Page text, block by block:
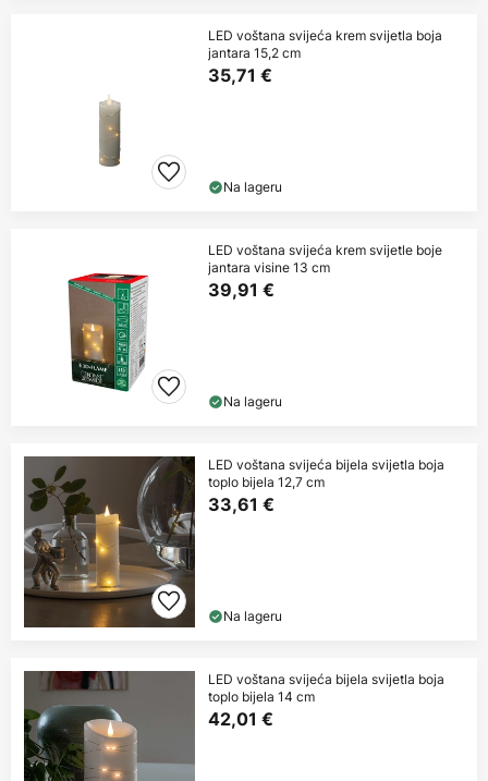
LED voštana svijeća krem svijetla boja
jantara 15,2 cm
35,71 €
Na lageru
LED voštana svijeća krem svijetle boje
jantara visine 13 cm
39,91 €
Na lageru
LED voštana svijeća bijela svijetla boja
toplo bijela 12,7 cm
33,61 €
Na lageru
LED voštana svijeća bijela svijetla boja
toplo bijela 14 cm
42,01 €